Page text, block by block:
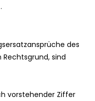
des
sind
vorstehender Ziffer